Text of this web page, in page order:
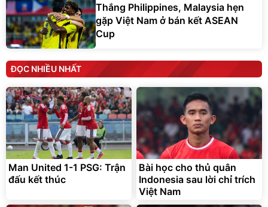
Thắng Philippines, Malaysia hẹn
gặp Việt Nam ở bán kết ASEAN
Cup
ĐỌC NHIỀU NHẤT
Man United 1-1 PSG: Trận
đấu kết thúc
Bài học cho thủ quân
Indonesia sau lời chỉ trích
Việt Nam